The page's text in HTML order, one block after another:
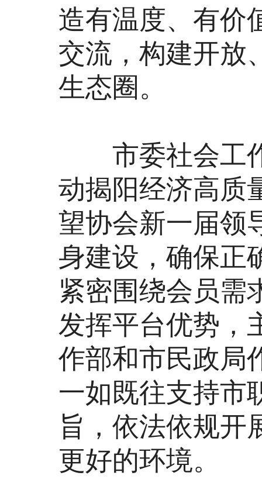
造有温度、有价
交流，构建开放
生态圈。
市委社会工作
动揭阳经济高质
望协会新一届领
身建设，确保正
紧密围绕会员需
发挥平台优势，
作部和市民政局
一如既往支持市
旨，依法依规开
更好的环境。